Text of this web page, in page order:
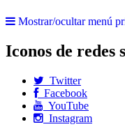
Mostrar/ocultar menú
Iconos de redes
Twitter
Facebook
YouTube
Instagram